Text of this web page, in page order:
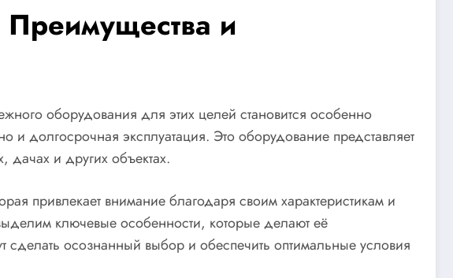
и
оборудования для этих целей становится особенно
и долгосрочная эксплуатация. Это оборудование представляет
и других объектах.
привлекает внимание благодаря своим характеристикам и
ключевые особенности, которые делают её
сделать осознанный выбор и обеспечить оптимальные условия